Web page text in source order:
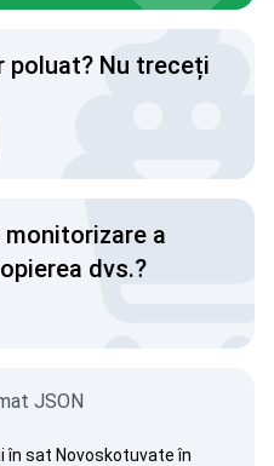
poluat? Nu treceți
a
dvs.?
JSON
în sat Novoskotuvate în